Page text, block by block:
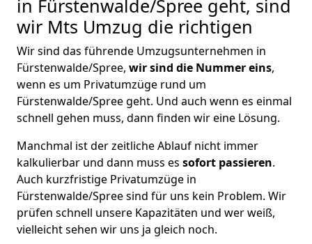
in Fürstenwalde/Spree geht, sind
wir Mts Umzug die richtigen
Wir sind das führende Umzugsunternehmen in
Fürstenwalde/Spree, wir sind die Nummer eins,
wenn es um Privatumzüge rund um
Fürstenwalde/Spree geht. Und auch wenn es einmal
schnell gehen muss, dann finden wir eine Lösung.
Manchmal ist der zeitliche Ablauf nicht immer
kalkulierbar und dann muss es sofort passieren.
Auch kurzfristige Privatumzüge in
Fürstenwalde/Spree sind für uns kein Problem. Wir
prüfen schnell unsere Kapazitäten und wer weiß,
vielleicht sehen wir uns ja gleich noch.